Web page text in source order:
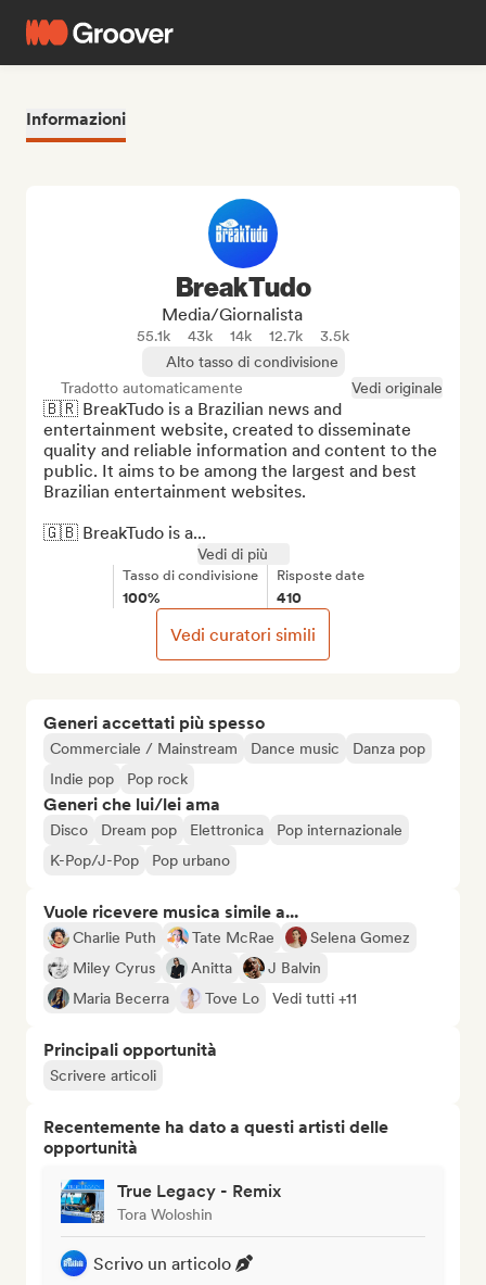
Informazioni
Generi accettati più spesso
Commerciale / Mainstream Dance music
Danza pop
Indie pop
Pop rock
Generi che lui/lei ama
Disco Dream pop Elettronica
Pop internazionale
K-Pop/J-Pop
Pop urbano
Vuole ricevere musica simile a...
Charlie Puth Tate McRae
Selena Gomez
Miley Cyrus
Anitta
J Balvin
Maria Becerra
Tove Lo Vedi tutti +11
Principali opportunità
Scrivere articoli
Recentemente ha dato a questi artisti delle
opportunità
True Legacy - Remix
Tora Woloshin
Scrivo un articolo
BreakTudo
Media/Giornalista
55.1k 43k 14k 12.7k
3.5k
Alto tasso di condivisione
Tradotto automaticamente
Vedi originale
🇧🇷 BreakTudo is a Brazilian news and
entertainment website, created to disseminate
quality and reliable information and content to the
public. It aims to be among the largest and best
Brazilian entertainment websites.
🇬🇧 BreakTudo is a...
Vedi di più
Tasso di condivisione
100%
Risposte date
410
Vedi curatori simili